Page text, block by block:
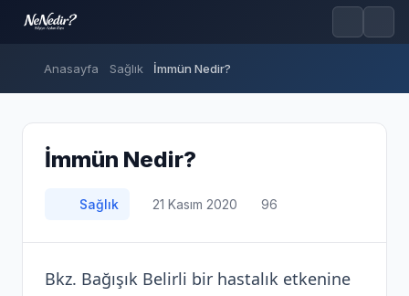
Anasayfa Sağlık İmmün Nedir?
İmmün Nedir?
Sağlık 21 Kasım 2020 96
Bkz. Bağışık Belirli bir hastalık etkenine